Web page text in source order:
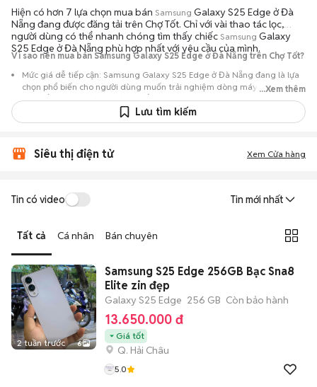
Hiện có hơn 7 lựa chọn mua bán Samsung Galaxy S25 Edge ở Đà
Nẵng đang được đăng tải trên Chợ Tốt. Chỉ với vài thao tác lọc,
người dùng có thể nhanh chóng tìm thấy chiếc Samsung Galaxy
S25 Edge ở Đà Nẵng phù hợp nhất với yêu cầu của mình.
Vì sao nên mua bán Samsung Galaxy S25 Edge ở Đà Nẵng trên Chợ Tốt?
Mức giá dễ tiếp cận: Samsung Galaxy S25 Edge ở Đà Nẵng đang là lựa
chọn phổ biến cho người dùng muốn trải nghiệm dòng máy này với chi
phí thấp hơn so với khi mới ra mắt.
Nguồn cung phong phú: Dễ dàng tìm thấySamsung
Galaxy S25 Edge ở
Giao dịch minh bạch: Việc gặp gỡ trực tiếp giúp người mua
tin đăng.
địa điểm giao nhận, chốt giao dịch nhanh chóng khi đạt được
...Xem thêm
Lưu tìm kiếm
Siêu thị điện tử Xem Cửa hàng
Tin có video Tin mới nhất
Tất cả Cá nhân Bán chuyên
2 tuần trước 6
Samsung S25 Edge 256GB Bạc Sna8
Elite zin đẹp
Galaxy S25 Edge 256 GB Còn bảo hành
13.650.000 đ
Giá tốt
Q. Hải Châu
5.0